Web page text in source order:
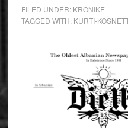
FILED UNDER: KRONIKE
TAGGED WITH: KURTI-